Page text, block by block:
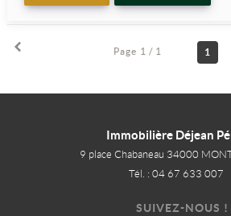
Page 1 / 1 1
Immobilière Déjean
9 place Chabaneau 34000
Tél. : 04 67 633 007
SUIVEZ-NOUS !